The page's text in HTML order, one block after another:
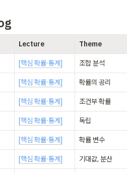
Lecture Theme
[핵심 확률·통계] 조합 분석
[핵심 확률·통계] 확률의 공리
[핵심 확률·통계] 조건부 확률
[핵심 확률·통계] 독립
[핵심 확률·통계] 확률 변수
[핵심 확률·통계] 기대값, 분산